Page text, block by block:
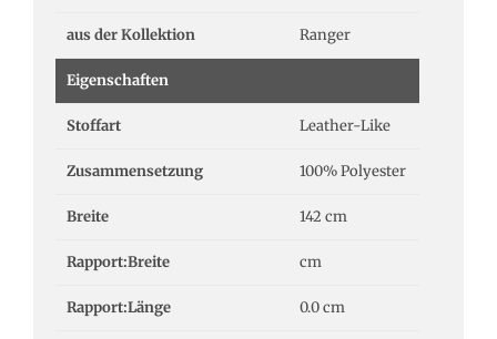
aus der Kollektion Ranger
Eigenschaften
Stoffart Leather-Like
Zusammensetzung 100% Polyester
Breite 142 cm
Rapport:Breite cm
Rapport:Länge 0.0 cm